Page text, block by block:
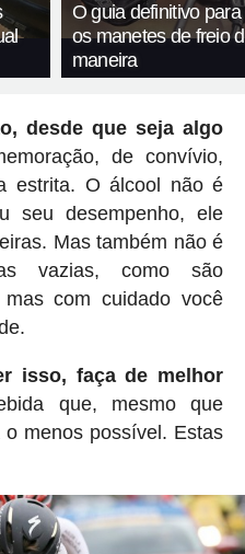
O guia definitivo
os manetes de freio
maneira
desde que seja algo
de convívio,
estrita. O álcool não é
seu desempenho, ele
Mas também não é
vazias, como são
mas com cuidado você
isso, faça de melhor
que, mesmo que
menos possível. Estas